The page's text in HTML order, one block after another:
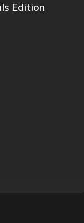
Edition